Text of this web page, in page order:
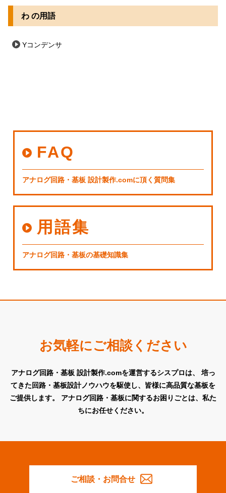
わ の用語
Yコンデンサ
FAQ
アナログ回路・基板 設計製作.comに頂く質問集
用語集
アナログ回路・基板の基礎知識集
お気軽にご相談ください
アナログ回路・基板 設計製作.comを運営するシスプロは、
培っ
てきた回路・基板設計ノウハウを駆使し、皆様に高品質な基板を
ご提供します。
アナログ回路・基板に関するお困りごとは、私た
ちにお任せください。
ご相談・お問合せ